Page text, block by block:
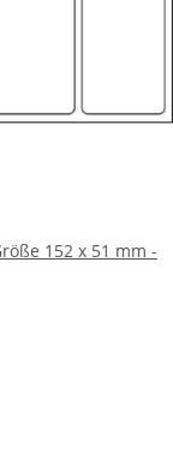
152 x 51 mm -